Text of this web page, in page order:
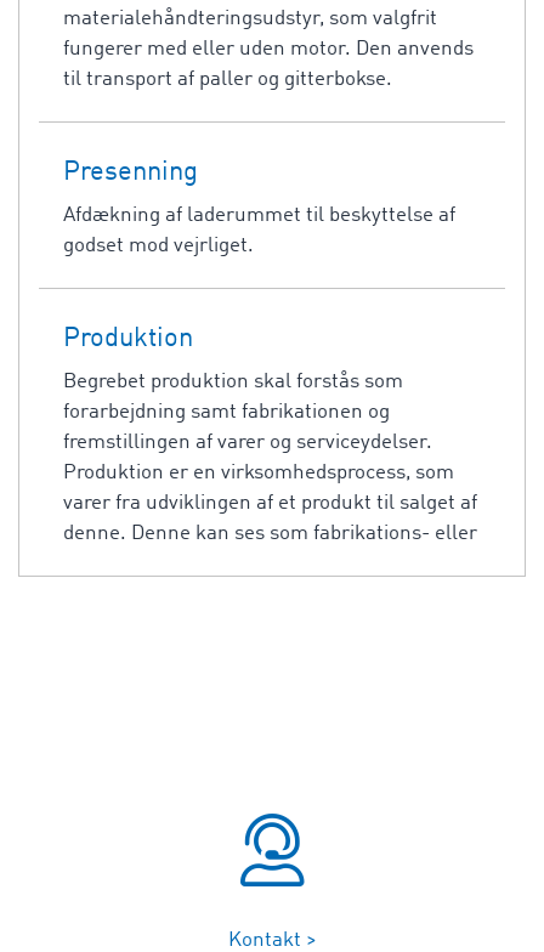
materialehåndteringsudstyr, som valgfrit
fungerer med eller uden motor. Den anvends
til transport af paller og gitterbokse.
Presenning
Afdækning af laderummet til beskyttelse af
godset mod vejrliget.
Produktion
Begrebet produktion skal forstås som
forarbejdning samt fabrikationen og
fremstillingen af varer og serviceydelser.
Produktion er en virksomhedsprocess, som
varer fra udviklingen af et produkt til salget af
denne. Denne kan ses som fabrikations- eller
Kontakt >